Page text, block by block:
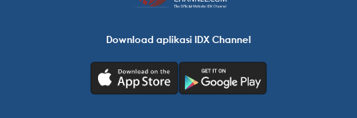
Download aplikasi IDX Channel